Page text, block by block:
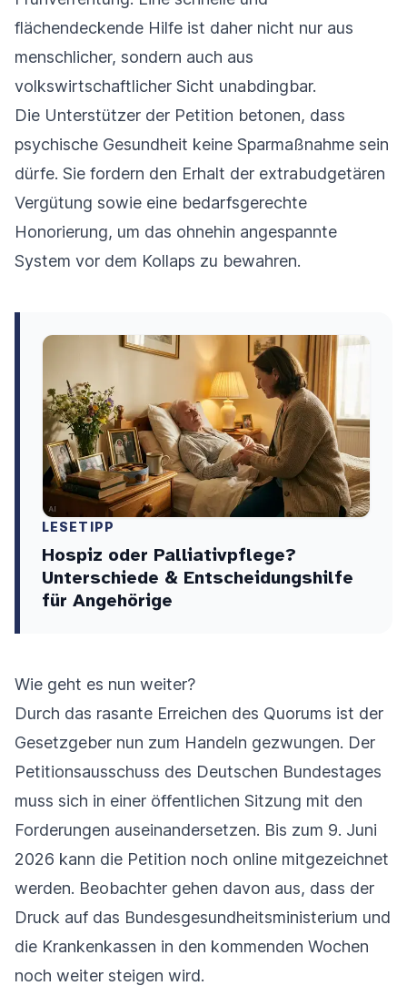
flächendeckende Hilfe ist daher nicht nur aus
menschlicher, sondern auch aus
volkswirtschaftlicher Sicht unabdingbar.
Die Unterstützer der Petition betonen, dass
psychische Gesundheit keine Sparmaßnahme sein
dürfe. Sie fordern den Erhalt der extrabudgetären
Vergütung sowie eine bedarfsgerechte
Honorierung, um das ohnehin angespannte
System vor dem Kollaps zu bewahren.
LESETIPP
Hospiz oder Palliativpflege?
Unterschiede & Entscheidungshilfe
für Angehörige
Wie geht es nun weiter?
Durch das rasante Erreichen des Quorums ist der
Gesetzgeber nun zum Handeln gezwungen. Der
Petitionsausschuss des Deutschen Bundestages
muss sich in einer öffentlichen Sitzung mit den
Forderungen auseinandersetzen. Bis zum 9. Juni
2026 kann die Petition noch online mitgezeichnet
werden. Beobachter gehen davon aus, dass der
Druck auf das Bundesgesundheitsministerium und
die Krankenkassen in den kommenden Wochen
noch weiter steigen wird.